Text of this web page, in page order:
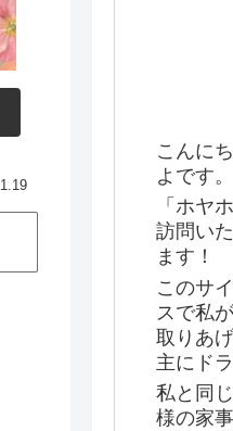
こんに
よです。
「ホヤ
訪問い
ます！
このサ
スで私
取りあ
主にド
私と同
様の家